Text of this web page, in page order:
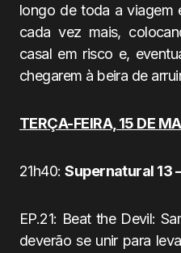
longo de toda a viagem
cada vez mais,
casal em risco e,
chegarem à beira de
TERÇA-FEIRA, 15 DE
21h40:Supernatural 13
EP.21: Beat the Devil:
deverão se unir para